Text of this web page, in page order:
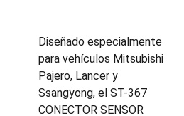
Diseñado especialmente
para vehículos Mitsubishi
Pajero, Lancer y
Ssangyong, el ST-367
CONECTOR SENSOR